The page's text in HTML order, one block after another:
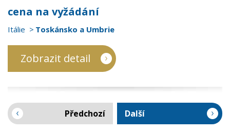
cena na vyžádání
Itálie Toskánsko a Umbrie
Zobrazit detail
Předchozí Další